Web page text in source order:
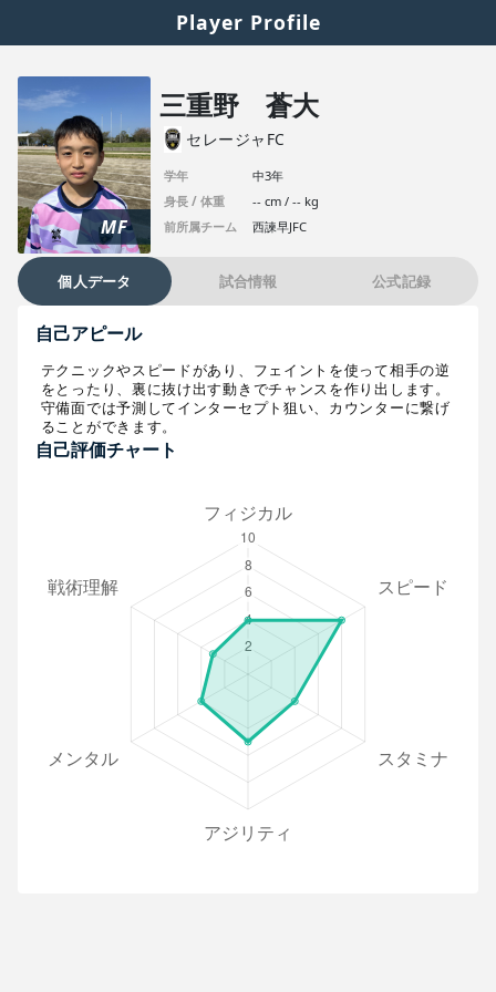
Player Profile
MF
三重野 蒼大
セレージャFC
学年
中3年
身長 / 体重
-- cm / -- kg
前所属チーム
西諫早JFC
個人データ 試合情報 公式記録
自己アピール
テクニックやスピードがあり、フェイントを使って相手の逆
をとったり、裏に抜け出す動きでチャンスを作り出します。
守備面では予測してインターセプト狙い、カウンターに繋げ
ることができます。
自己評価チャート